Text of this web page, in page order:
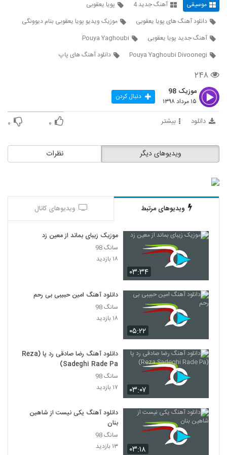
5342
۲۳۶ بازدید
5343 زاده
5345
دانلود آهنگ اینم یه تقدیره از سقا مسلمی
5346
Masoud Zeynalpour Zadi Pas
۲۱۹ بازدید
دانلود آهنگ پوریا کاظمی تلف (Pourya
Kazemi Talaf)
دانلود آهنگ جدید و زیبای علیرضا عبدی با نام
پدر
۲۴۷ بازدید
Farid Nazari Nisti Amma
5351
آهنگ زیبا تر از تو از میثم فائزنیا(پاپ)
۲۲۸ بازدید
Omidreza(I) Mohem Nist
موزیک زیبای رسیدی (رمیکس) از فرشاد افشار
۲۳۵ بازدید
موسیقی آهنگ جدید 4
پویا یعقوبی
دانلود آهنگ های پویا یعقوبی
موزیک ویدیو پویا یعقوبی بنام دیوونگی
آهنگ جدید پویا یعقوبی
Pouya Yaghoubi
Pouya Yaghoubi Divoonegi
دانلود آهنگ های پاپ
۲۴۸
موزیک 98
۱۵ مرداد ۱۳۹۸ دنبال کردن
دانلود بیشتر ۰ ۰
نظرات ویدیوهای دیگر
ویدیوهای مرتبط ویدیوهای کانال
۰۳:۳۴
موزیک زیبای بماند از معین زد
سانگ 98
۱۸ بازدید
۰۵:۲۲
دانلود آهنگ امین حبیبی بی رحم
سانگ 98
۱۸ بازدید
۰۳:۰۷
دانلود آهنگ رضا صادقی رد پا (Reza
Sadeghi Rade Pa)
سانگ 98
۱۷ بازدید
۰۳:۱۸
دانلود آهنگ یکی نیست از شاهین
بنان
سانگ 98
۱۳ بازدید